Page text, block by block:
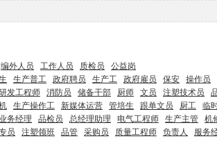
编外人员 工作人员 质检员
公益岗
生产普工 政府聘员 生产工 政府雇员 保安
操作员
发工程师 消防员 储备干部 厨师 文员 注塑技术员
生产操作工 新媒体运营 管培生 跟单文员 厨工
临
务经理 品检员 总经理助理 电气工程师 生产主管 机
员 注塑领班 品管 采购员 质量工程师 负责人
服务